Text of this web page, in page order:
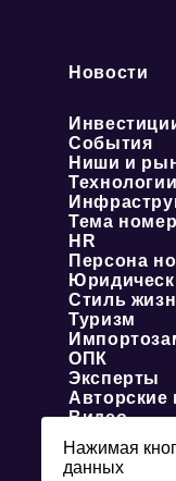
Новости
События
Ниши и
Тема
HR
Персона
Стиль
Туризм
ОПК
Эксперты
Авторские
Видео
О журнале
Нажимая
данных